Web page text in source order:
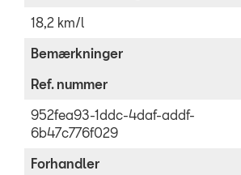
18,2 km/l
Bemærkninger
Ref. nummer
952fea93-1ddc-4daf-addf-
6b47c776f029
Forhandler